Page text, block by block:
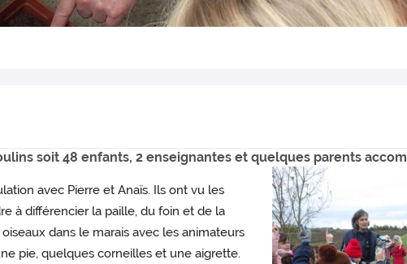
soit 48 enfants, 2 enseignantes et quelques parents
avec Pierre et Anaïs. Ils ont vu les
à différencier la paille, du foin et de la
dans le marais avec les animateurs
pie, quelques corneilles et une aigrette.